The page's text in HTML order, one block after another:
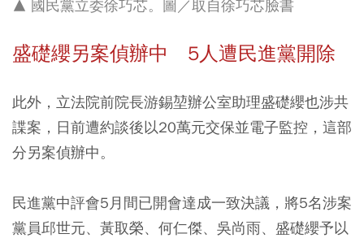
▲ 國民黨立委徐巧芯。圖／取自徐巧芯臉書
盛礎纓另案偵辦中 5人遭民進黨開除
此外，立法院前院長游錫堃辦公室助理盛礎纓也涉共
諜案，日前遭約談後以20萬元交保並電子監控，這部
分另案偵辦中。
民進黨中評會5月間已開會達成一致決議，將5名涉案
黨員邱世元、黃取榮、何仁傑、吳尚雨、盛礎纓予以